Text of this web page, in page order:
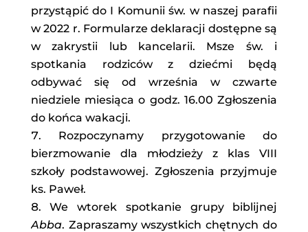
przystąpić do I Komunii św. w naszej parafii
w 2022 r. Formularze deklaracji dostępne są
w zakrystii lub kancelarii. Msze św. i
spotkania rodziców z dziećmi będą
odbywać się od września w czwarte
niedziele miesiąca o godz. 16.00 Zgłoszenia
do końca wakacji.
Rozpoczynamy przygotowanie do
bierzmowanie dla młodzieży z klas VIII
szkoły podstawowej. Zgłoszenia przyjmuje
ks. Paweł.
We wtorek spotkanie grupy biblijnej
Abba. Zapraszamy wszystkich chętnych do